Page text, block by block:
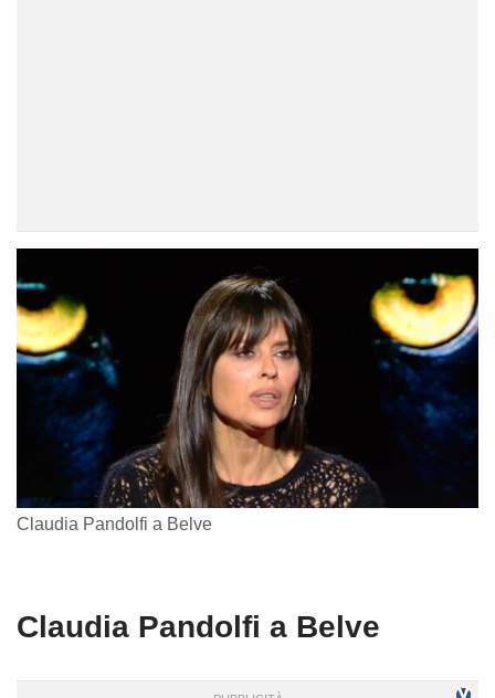
Claudia Pandolfi a Belve
Claudia Pandolfi a Belve